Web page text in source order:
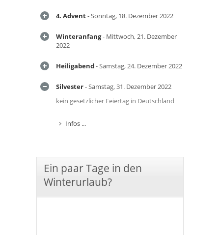
4. Advent- Sonntag, 18. Dezember 2022
Winteranfang- Mittwoch, 21. Dezember
2022
Heiligabend- Samstag, 24. Dezember 2022
Silvester- Samstag, 31. Dezember 2022
kein gesetzlicher Feiertag in Deutschland
Infos ...
Ein paar Tage in den
Winterurlaub?